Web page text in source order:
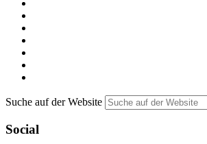
Suche auf der Website
Social